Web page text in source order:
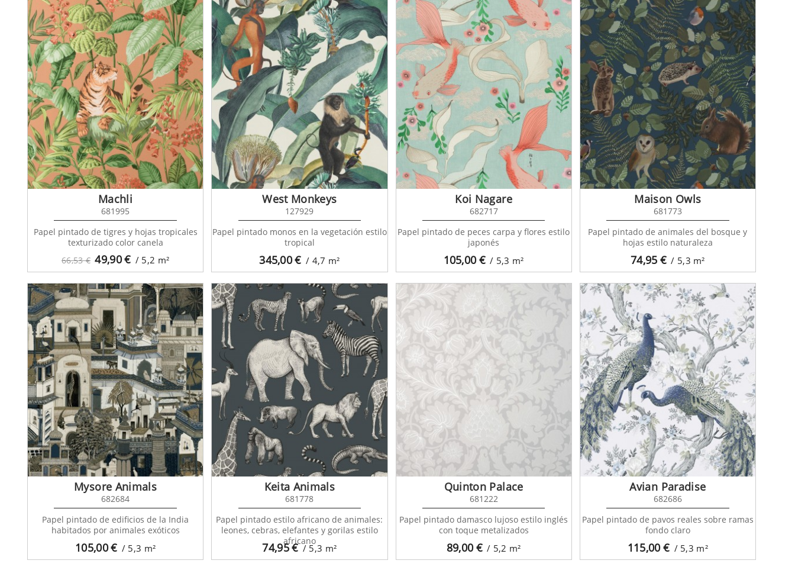
66,53 € 49,90€ / 5,2 m²
Machli
681995
Papel pintado de tigres y hojas tropicales
texturizado color canela
345,00€ / 4,7 m²
West Monkeys
127929
Papel pintado monos en la vegetación estilo
tropical
105,00€ / 5,3 m²
Koi Nagare
682717
Papel pintado de peces carpa y flores estilo
japonés
74,95 € / 5,3 m²
Maison Owls
681773
Papel pintado de animales del bosque y
hojas estilo naturaleza
105,00€ / 5,3 m²
Mysore Animals
682684
Papel pintado de edificios de la India
habitados por animales exóticos
74,95€ / 5,3 m²
Keita Animals
681778
Papel pintado estilo africano de animales:
leones, cebras, elefantes y gorilas estilo
africano
89,00€ / 5,2 m²
Quinton Palace
681222
Papel pintado damasco lujoso estilo inglés
con toque metalizados
115,00€ / 5,3 m²
Avian Paradise
682686
Papel pintado de pavos reales sobre ramas
fondo claro